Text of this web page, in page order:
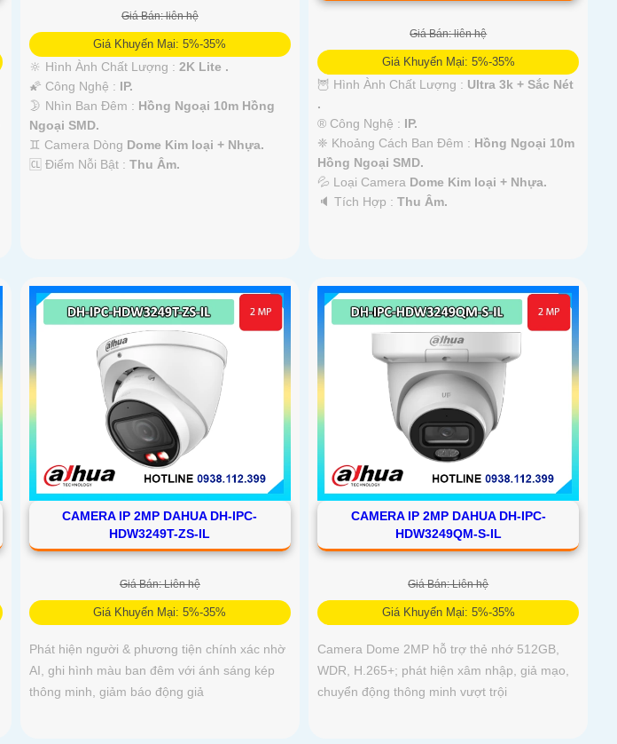
Giá Bán: liên hệ
Giá Khuyến Mại: 5%-35%
🔆 Hình Ành Chất Lượng : 2K Lite .
🌠 Công Nghệ : IP.
🌛 Nhìn Ban Đêm : Hồng Ngoại 10m Hồng
Ngoại SMD.
♊ Camera Dòng Dome Kim loại + Nhựa.
️🆑 Điểm Nỗi Bật : Thu Âm.
Giá Bán: liên hệ
Giá Khuyến Mại: 5%-35%
🦉 Hình Ành Chất Lượng : Ultra 3k + Sắc Nét
.
®️ Công Nghệ : IP.
❈ Khoảng Cách Ban Đêm : Hồng Ngoại 10m
Hồng Ngoại SMD.
💦 Loại Camera Dome Kim loại + Nhựa.
️🔈 Tích Hợp :Thu Âm.
CAMERA IP 2MP DAHUA DH-IPC-
HDW3249T-ZS-IL
Giá Bán: Liên hệ
Giá Khuyến Mại: 5%-35%
Phát hiện người & phương tiện chính xác nhờ
AI, ghi hình màu ban đêm với ánh sáng kép
thông minh, giảm báo động giả
CAMERA IP 2MP DAHUA DH-IPC-
HDW3249QM-S-IL
Giá Bán: Liên hệ
Giá Khuyến Mại: 5%-35%
Camera Dome 2MP hỗ trợ thẻ nhớ 512GB,
WDR, H.265+; phát hiện xâm nhập, giả mạo,
chuyển động thông minh vượt trội